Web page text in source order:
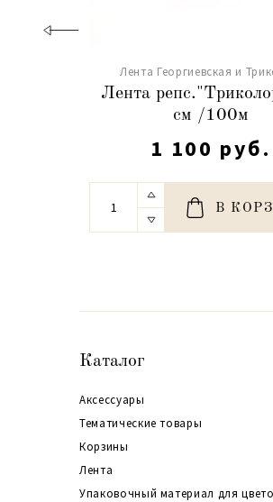
Лента Георгиевская и
Лента
см /100м
1 100 руб.
В
Каталог
Аксессуары
Тематические товары
Корзины
Лента
Упаковочный материал для